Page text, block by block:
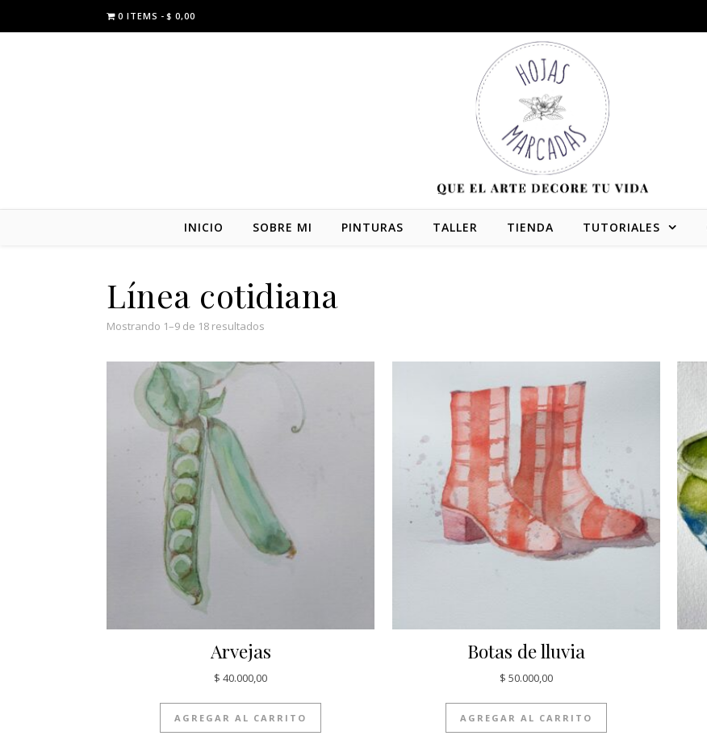
0 ITEMS $ 0,00
INICIO SOBRE MI PINTURAS TALLER TIENDA TUTORIALES
Línea cotidiana
Mostrando 1–9 de 18 resultados
Arvejas
$ 40.000,00
AGREGAR AL CARRITO
Botas de lluvia
$ 50.000,00
AGREGAR AL CARRITO